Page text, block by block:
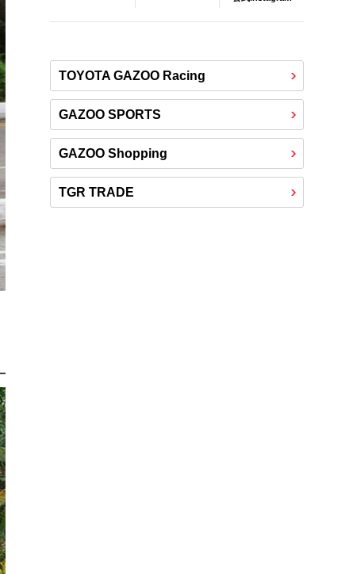
TOYOTA GAZOO Racing
GAZOO SPORTS
GAZOO Shopping
TGR TRADE